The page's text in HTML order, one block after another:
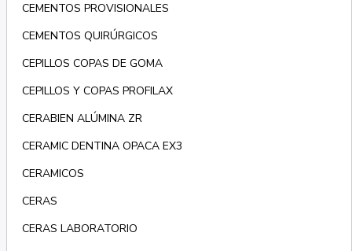
CEMENTOS PROVISIONALES
CEMENTOS QUIRÚRGICOS
CEPILLOS COPAS DE GOMA
CEPILLOS Y COPAS PROFILAX
CERABIEN ALÚMINA ZR
CERAMIC DENTINA OPACA EX3
CERAMICOS
CERAS
CERAS LABORATORIO